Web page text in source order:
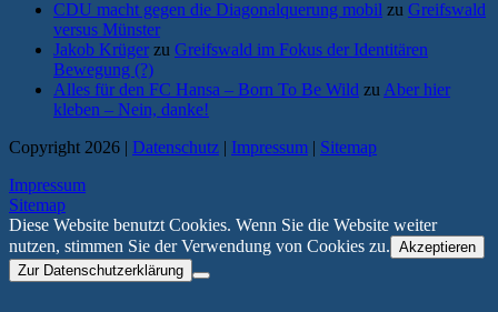
CDU macht gegen die Diagonalquerung mobil zu Greifswald
versus Münster
Jakob Krüger zu Greifswald im Fokus der Identitären
Bewegung (?)
Alles für den FC Hansa – Born To Be Wild zu Aber hier
kleben – Nein, danke!
Copyright 2026 | Datenschutz | Impressum | Sitemap
Impressum
Sitemap
Diese Website benutzt Cookies. Wenn Sie die Website weiter
nutzen, stimmen Sie der Verwendung von Cookies zu. Akzeptieren
Zur Datenschutzerklärung